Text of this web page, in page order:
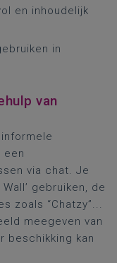
en inhoudelijk
in
van
een
via chat. Je
gebruiken, de
zoals “Chatzy”...
meegeven van
beschikking kan